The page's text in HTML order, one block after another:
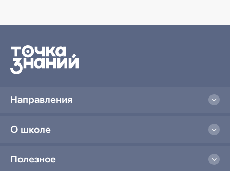
Направления
О школе
Полезное